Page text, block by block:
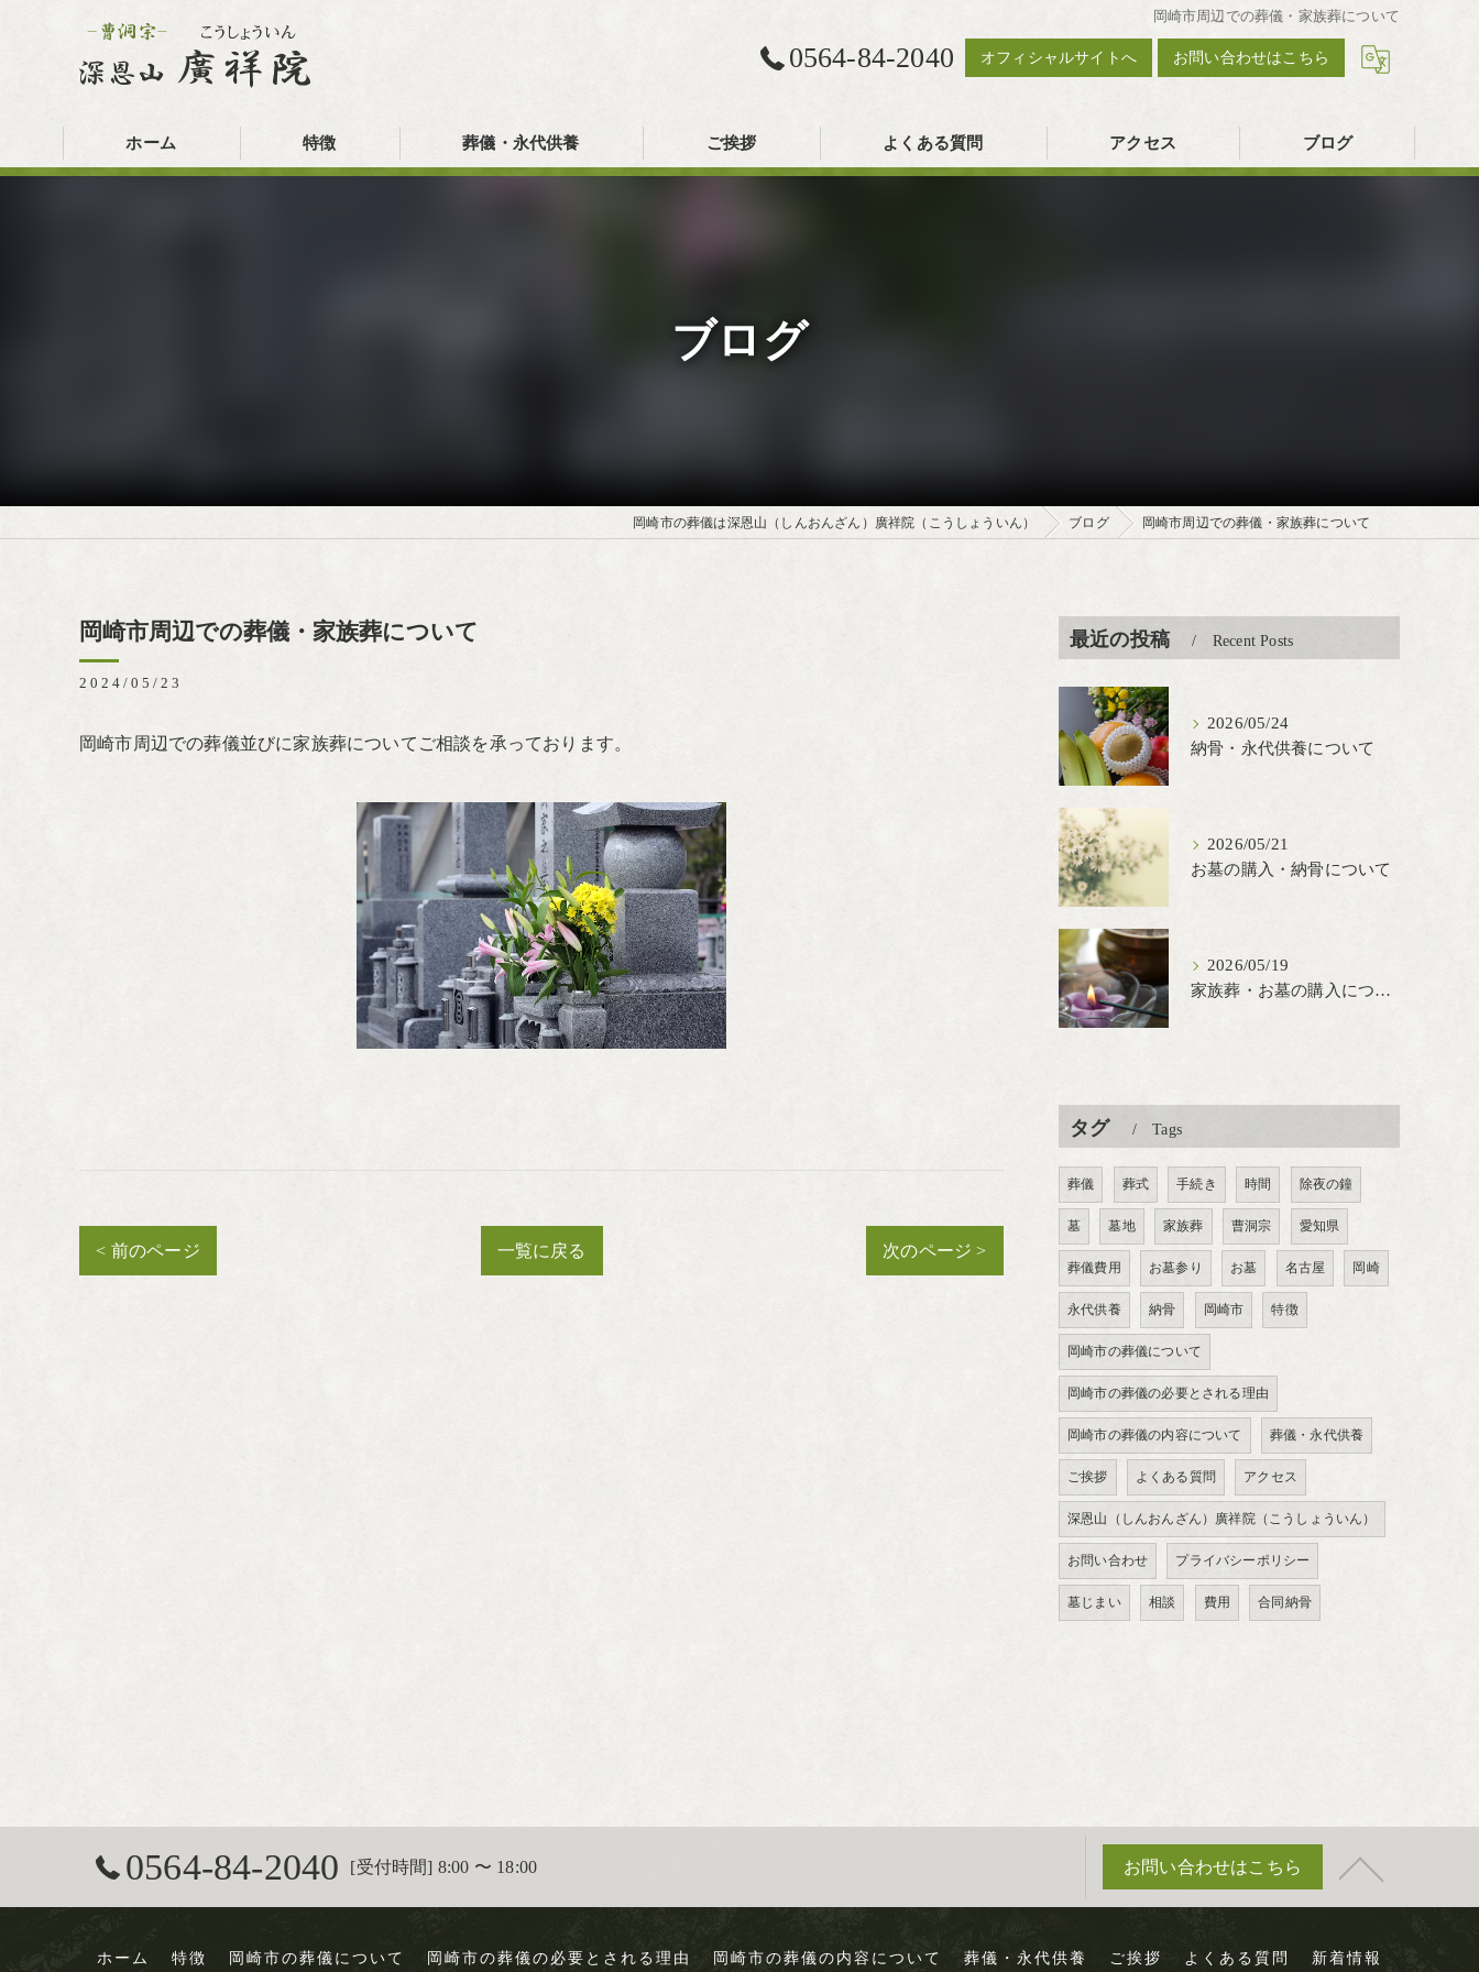
岡崎市周辺での葬儀・家族葬について
0564-84-2040 オフィシャルサイトへ お問い合わせはこちら
ホーム 特徴 葬儀・永代供養 ご挨拶 よくある質問 アクセス ブログ
ブログ
岡崎市の葬儀は深恩山（しんおんざん）廣祥院（こうしょういん） ブログ 岡崎市周辺での葬儀・家族葬について
岡崎市周辺での葬儀・家族葬について
2024/05/23
岡崎市周辺での葬儀並びに家族葬についてご相談を承っております。
< 前のページ 一覧に戻る 次のページ >
最近の投稿 Recent Posts
2026/05/24
納骨・永代供養について
2026/05/21
お墓の購入・納骨について
2026/05/19
家族葬・お墓の購入について
タグ Tags
葬儀 葬式 手続き 時間 除夜の鐘
墓 墓地 家族葬 曹洞宗 愛知県
葬儀費用 お墓参り お墓 名古屋 岡崎
永代供養 納骨 岡崎市 特徴
岡崎市の葬儀について
岡崎市の葬儀の必要とされる理由
岡崎市の葬儀の内容について 葬儀・永代供養
ご挨拶 よくある質問 アクセス
深恩山（しんおんざん）廣祥院（こうしょういん）
お問い合わせ プライバシーポリシー
墓じまい 相談 費用 合同納骨
0564-84-2040 [受付時間] 8:00 〜 18:00 お問い合わせはこちら
ホーム 特徴 岡崎市の葬儀について 岡崎市の葬儀の必要とされる理由 岡崎市の葬儀の内容について 葬儀・永代供養 ご挨拶 よくある質問 新着情報